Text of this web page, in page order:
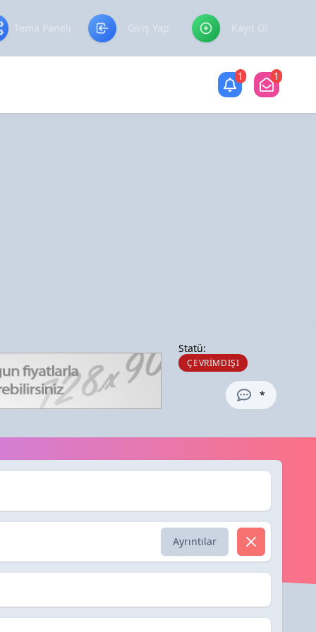
Tema Paneli Giriş Yap Kayıt Ol
1 1
Statü:
ÇEVRIMDIŞI
*
Ayrıntılar